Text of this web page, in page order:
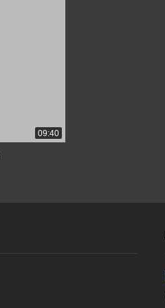
09:40